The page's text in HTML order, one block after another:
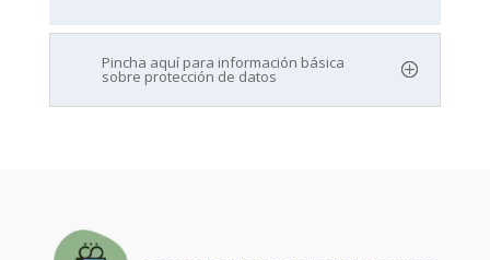
Pincha aquí para información básica
sobre protección de datos